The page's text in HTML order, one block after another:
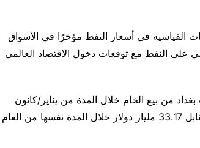
القياسية في أسعار النفط مؤخرًا في الأسواق
النفط مع توقعات دخول الاقتصاد العالمي
من بيع الخام خلال المدة من يناير/كانون
الثاني حتى نهاية يونيو/حزيران الماضي إلى 61.64 مليار دولار، مقابل 33.17 مليار دولار خلال المدة نفسها من العام